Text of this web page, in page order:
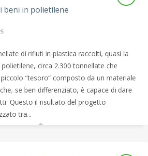
beni in polietilene
di rifiuti in plastica raccolti, quasi la
circa 2.300 tonnellate che
“tesoro” composto da un materiale
se ben differenziato, è capace di dare
Questo il risultato del progetto
tra...